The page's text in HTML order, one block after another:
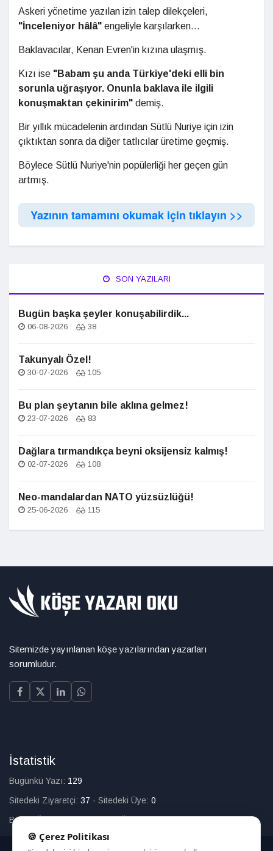
Askeri yönetime yazılan izin talep dilekçeleri,
"İnceleniyor hâlâ" engeliyle karşılarken...
Baklavacılar, Kenan Evren'in kızına ulaşmış.
Kızı ise "Babam şu anda Türkiye'deki elli bin
sorunla uğraşıyor. Onunla baklava ile ilgili
konuşmaktan çekinirim" demiş.
Bir yıllık mücadelenin ardından Sütlü Nuriye için izin
çıktıktan sonra da diğer tatlıcılar üretime geçmiş.
Böylece Sütlü Nuriye'nin popülerliği her geçen gün
artmış.
Yazının tamamını okumak için tıklayın >>
SON YAZILARI
Bugün başka şeyler konuşabilirdik...
06-08-2026 38
Takunyalı Özel!
30-07-2026 105
Bu plan şeytanın bile aklına gelmez!
23-07-2026 83
Dağlara tırmandıkça beyni oksijensiz kalmış!
02-07-2026 108
Neo-mandalardan NATO yüzsüzlüğü!
25-06-2026 115
Sitemizde yayınlanan köşe yazılarından yazarları
sorumludur.
İstatistik
Bugünkü Yazı: 129
Sitedeki Ziyaretçi: 37 · Sitedeki Üye: 0
Bugün Üye Olan:0·Toplam Üye:226
🍪 Çerez Politikası